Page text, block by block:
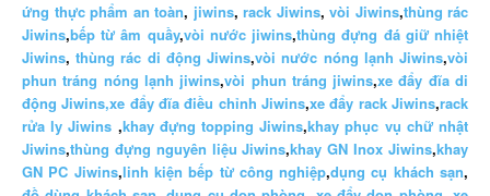
ứng thực phẩm an toàn, jiwins, rack Jiwins, vòi Jiwins,thùng rác
Jiwins,bếp từ âm quầy,vòi nước jiwins,thùng đựng đá giữ nhiệt
Jiwins,thùng rác di động Jiwins,vòi nước nóng lạnh Jiwins,vòi
phun tráng nóng lạnh jiwins,vòi phun tráng jiwins,xe đẩy đĩa di
động Jiwins,xe đẩy đĩa điều chỉnh Jiwins,xe đẩy rack Jiwins,rack
rửa ly Jiwins ,khay đựng topping Jiwins,khay phục vụ chữ nhật
Jiwins,thùng đựng nguyên liệu Jiwins,khay GN Inox Jiwins,khay
GN PC Jiwins,linh kiện bếp từ công nghiệp,dụng cụ khách sạn,